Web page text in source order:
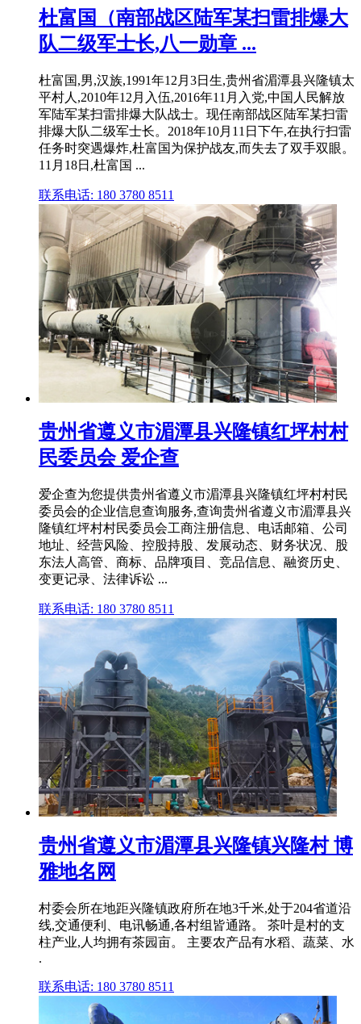
杜富国（南部战区陆军某扫雷排爆大
队二级军士长,八一勋章 ...
杜富国,男,汉族,1991年12月3日生,贵州省湄潭县兴隆镇太
平村人,2010年12月入伍,2016年11月入党,中国人民解放
军陆军某扫雷排爆大队战士。现任南部战区陆军某扫雷
排爆大队二级军士长。2018年10月11日下午,在执行扫雷
任务时突遇爆炸,杜富国为保护战友,而失去了双手双眼。
11月18日,杜富国 ...
联系电话: 180 3780 8511
贵州省遵义市湄潭县兴隆镇红坪村村
民委员会 爱企查
爱企查为您提供贵州省遵义市湄潭县兴隆镇红坪村村民
委员会的企业信息查询服务,查询贵州省遵义市湄潭县兴
隆镇红坪村村民委员会工商注册信息、电话邮箱、公司
地址、经营风险、控股持股、发展动态、财务状况、股
东法人高管、商标、品牌项目、竞品信息、融资历史、
变更记录、法律诉讼 ...
联系电话: 180 3780 8511
贵州省遵义市湄潭县兴隆镇兴隆村 博
雅地名网
村委会所在地距兴隆镇政府所在地3千米,处于204省道沿
线,交通便利、电讯畅通,各村组皆通路。 茶叶是村的支
柱产业,人均拥有茶园亩。 主要农产品有水稻、蔬菜、水
.
联系电话: 180 3780 8511